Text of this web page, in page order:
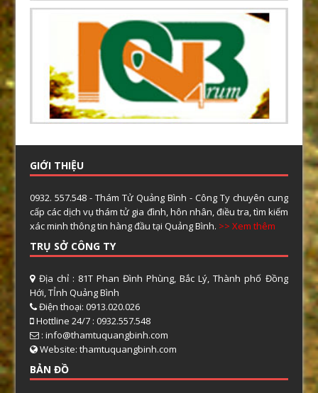
GIỚI THIỆU
0932. 557.548 - Thám Tử Quảng Bình - Công Ty chuyên cung
cấp các dịch vụ thám tử gia đình, hôn nhân, điều tra, tìm kiếm
xác minh thông tin hàng đầu tại Quảng Bình. >> Xem thêm
TRỤ SỞ CÔNG TY
Địa chỉ : 81T Phan Đình Phùng, Bắc Lý, Thành phố Đồng
Hới, TỈnh Quảng Bình
Điện thoại: 0913.020.026
Hottline 24/7 : 0932.557.548
: info@thamtuquangbinh.com
Website: thamtuquangbinh.com
BẢN ĐỒ